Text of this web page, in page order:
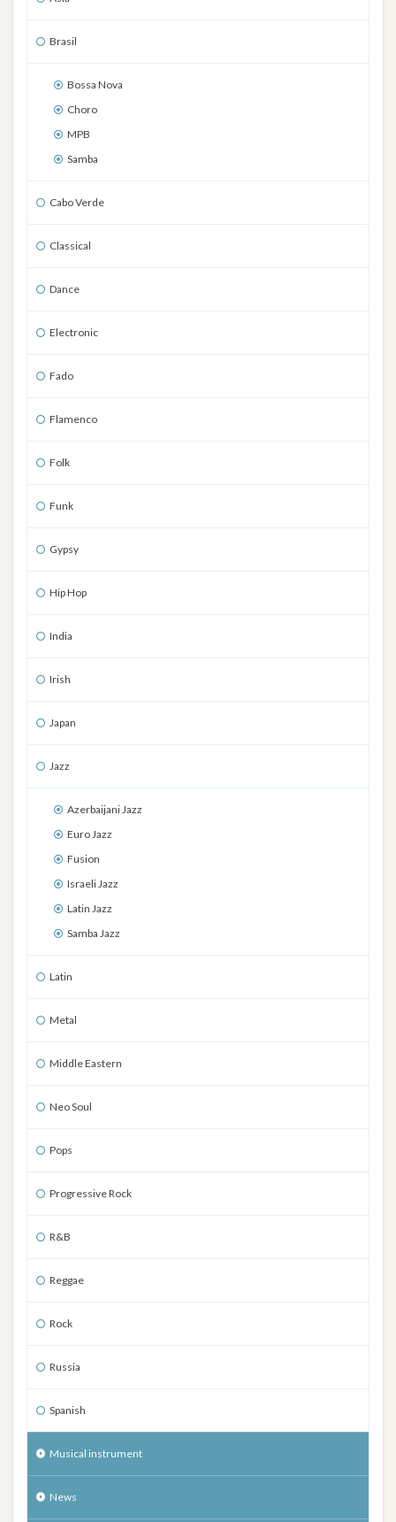
Brasil
Bossa Nova
Choro
MPB
Samba
Cabo Verde
Classical
Dance
Electronic
Fado
Flamenco
Folk
Funk
Gypsy
Hip Hop
India
Irish
Japan
Jazz
Azerbaijani Jazz
Euro Jazz
Fusion
Israeli Jazz
Latin Jazz
Samba Jazz
Latin
Metal
Middle Eastern
Neo Soul
Pops
Progressive Rock
R&B
Reggae
Rock
Russia
Spanish
Musical instrument
News